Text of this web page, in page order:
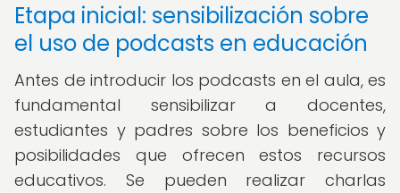
Etapa inicial: sensibilización sobre
el uso de podcasts en educación
Antes de introducir los podcasts en el aula, es
fundamental sensibilizar a docentes,
estudiantes y padres sobre los beneficios y
posibilidades que ofrecen estos recursos
educativos. Se pueden realizar charlas